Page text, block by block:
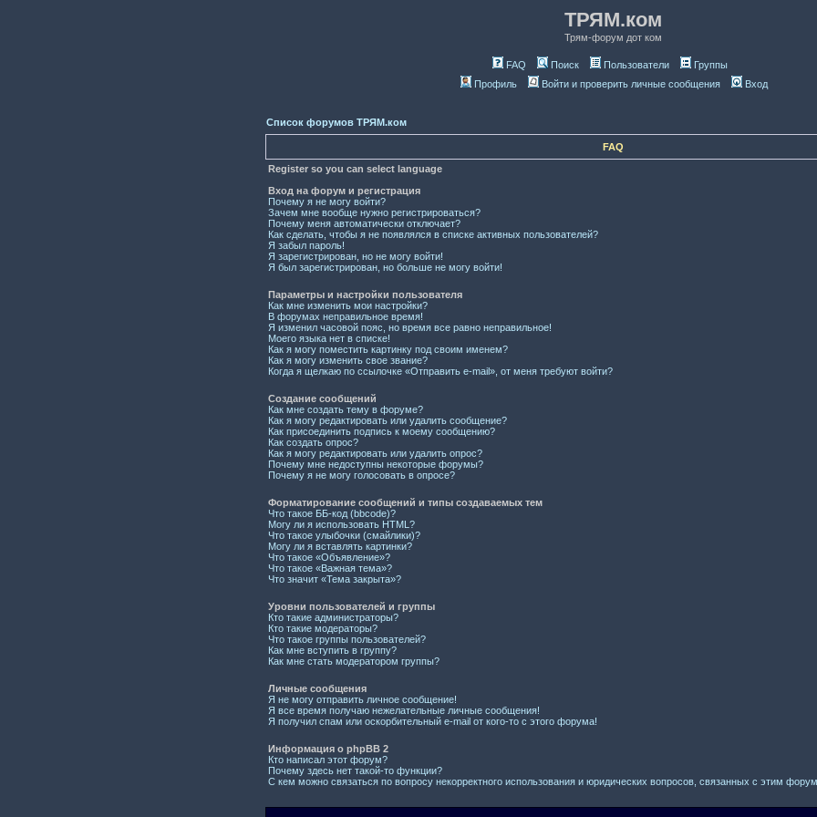
ТРЯМ.ком
Трям-форум дот ком
FAQ Поиск Пользователи
Группы
Профиль
Войти и проверить личные сообщения Вход
Список форумов ТРЯМ.ком
FAQ
Register so you can select language
Вход на форум и регистрация
Почему я не могу войти?
Зачем мне вообще нужно регистрироваться?
Почему меня автоматически отключает?
Как сделать, чтобы я не появлялся в списке активных пользователей?
Я забыл пароль!
Я зарегистрирован, но не могу войти!
Я был зарегистрирован, но больше не могу войти!
Параметры и настройки пользователя
Как мне изменить мои настройки?
В форумах неправильное время!
Я изменил часовой пояс, но время все равно неправильное!
Моего языка нет в списке!
Как я могу поместить картинку под своим именем?
Как я могу изменить свое звание?
Когда я щелкаю по ссылочке «Отправить e-mail», от меня требуют войти?
Создание сообщений
Как мне создать тему в форуме?
Как я могу редактировать или удалить сообщение?
Как присоединить подпись к моему сообщению?
Как создать опрос?
Как я могу редактировать или удалить опрос?
Почему мне недоступны некоторые форумы?
Почему я не могу голосовать в опросе?
Форматирование сообщений и типы создаваемых тем
Что такое ББ-код (bbcode)?
Могу ли я использовать HTML?
Что такое улыбочки (смайлики)?
Могу ли я вставлять картинки?
Что такое «Объявление»?
Что такое «Важная тема»?
Что значит «Тема закрыта»?
Уровни пользователей и группы
Кто такие администраторы?
Кто такие модераторы?
Что такое группы пользователей?
Как мне вступить в группу?
Как мне стать модератором группы?
Личные сообщения
Я не могу отправить личное сообщение!
Я все время получаю нежелательные личные сообщения!
Я получил спам или оскорбительный e-mail от кого-то с этого форума!
Информация о phpBB 2
Кто написал этот форум?
Почему здесь нет такой-то функции?
С кем можно связаться по вопросу некорректного использования и юридических вопросов, связанных с этим